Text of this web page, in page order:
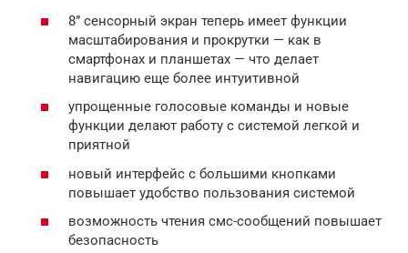
8” сенсорный экран теперь имеет функции
масштабирования и прокрутки — как в
смартфонах и планшетах — что делает
навигацию еще более интуитивной
упрощенные голосовые команды и новые
функции делают работу с системой легкой и
приятной
новый интерфейс с большими кнопками
повышает удобство пользования системой
возможность чтения смс-сообщений повышает
безопасность